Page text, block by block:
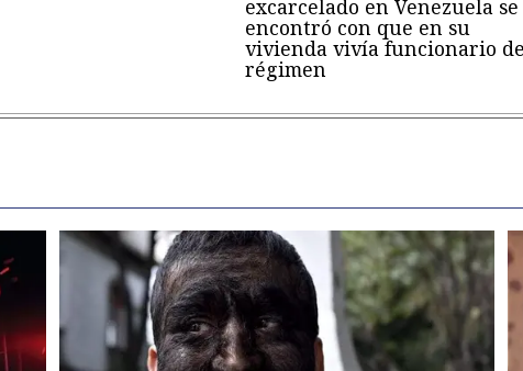
excarcelado en Venezuela se
encontró con que en su
vivienda vivía funcionario
régimen